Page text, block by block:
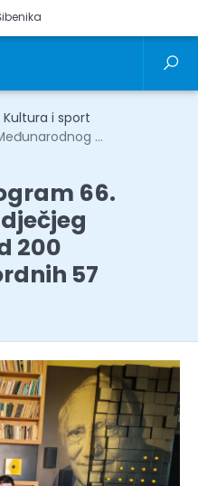
Kultura i sport
...
66.
200
57